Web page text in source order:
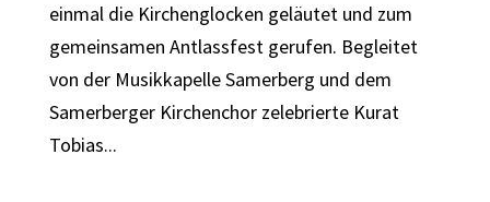
einmal die Kirchenglocken geläutet und zum
gemeinsamen Antlassfest gerufen. Begleitet
von der Musikkapelle Samerberg und dem
Samerberger Kirchenchor zelebrierte Kurat
Tobias...